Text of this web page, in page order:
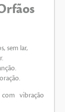
sem lar,
vibração